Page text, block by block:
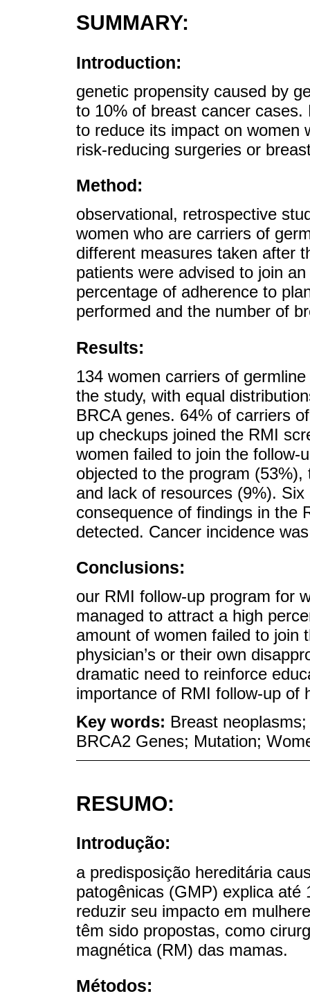
SUMMARY:
Introduction:
genetic propensity caused by
to 10% of breast cancer
to reduce its impact on women
risk-reducing surgeries or
Method:
observational, retrospective
women who are carriers of
different measures taken after
patients were advised to join
percentage of adherence to
performed and the number of
Results:
134 women carriers of
the study, with equal
BRCA genes. 64% of carriers
up checkups joined the RMI
women failed to join the follow-
objected to the program
and lack of resources (9%).
consequence of findings in the
detected. Cancer incidence
Conclusions:
our RMI follow-up program for
managed to attract a high
amount of women failed to join
physician’s or their own
dramatic need to reinforce
importance of RMI follow-up of
Key words: Breast
BRCA2 Genes; Mutation;
RESUMO:
Introdução:
a predisposição hereditária
patogênicas (GMP) explica
reduzir seu impacto em
têm sido propostas, como
magnética (RM) das mamas.
Métodos: